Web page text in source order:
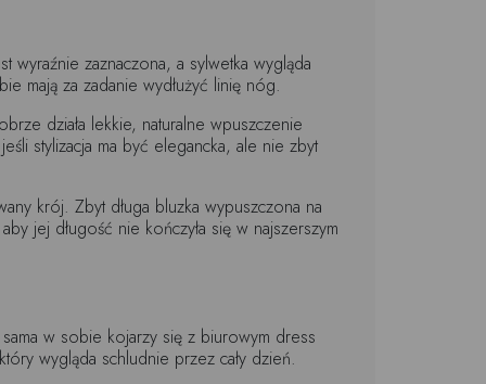
zaznaczona, a sylwetka wygląda
mają za zadanie wydłużyć linię nóg.
działa lekkie, naturalne wpuszczenie
stylizacja ma być elegancka, ale nie zbyt
krój. Zbyt długa bluzka wypuszczona na
jej długość nie kończyła się w najszerszym
w sobie kojarzy się z biurowym dress
wygląda schludnie przez cały dzień.